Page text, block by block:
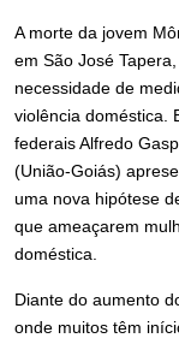
A morte da jovem
em São José
necessidade de
violência doméstica.
federais Alfredo
(União-Goiás)
uma nova hipótese
que ameaçarem
doméstica.
Diante do aumento
onde muitos têm